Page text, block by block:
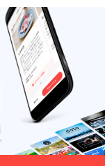
カード
の支援
(1000
円)も合
わせて
お願い
しま
す。 p.s
ラズベ
リーパ
イは付
属しま
せん。
p.s 基板
とプロ
グラム
をセッ
トした
microS
Dを提供
いたし
ます。
その場
合は、
ＳＤ
カード
の支援
(1000